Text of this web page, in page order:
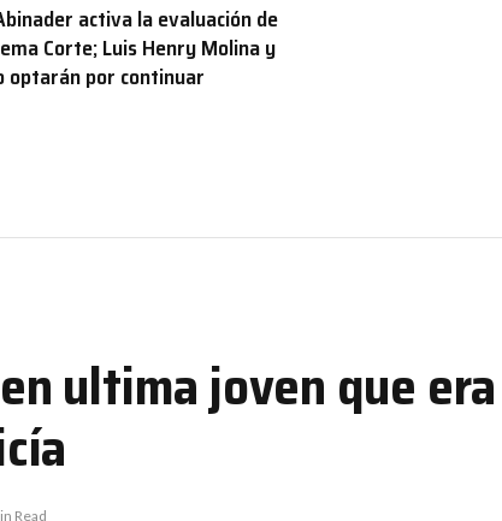
activa la evaluación de
Corte; Luis Henry Molina y
optarán por continuar
ultima joven que era
Read